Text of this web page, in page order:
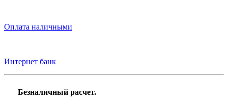
Оплата наличными
Интернет банк
Безналичный расчет.